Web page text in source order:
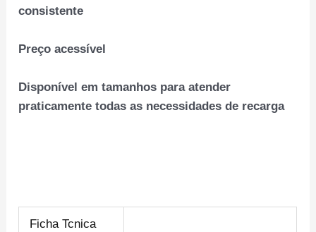
consistente
Preço acessível
Disponível em tamanhos para atender
praticamente todas as necessidades de recarga
Ficha Tcnica